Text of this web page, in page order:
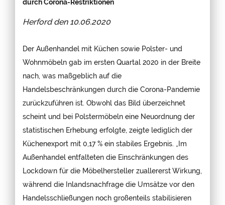
durch Corona-Restriktionen
Herford den 10.06.2020
Der Außenhandel mit Küchen sowie Polster- und
Wohnmöbeln gab im ersten Quartal 2020 in der Breite
nach, was maßgeblich auf die
Handelsbeschränkungen durch die Corona-Pandemie
zurückzuführen ist. Obwohl das Bild überzeichnet
scheint und bei Polstermöbeln eine Neuordnung der
statistischen Erhebung erfolgte, zeigte lediglich der
Küchenexport mit 0,17 % ein stabiles Ergebnis. „Im
Außenhandel entfalteten die Einschränkungen des
Lockdown für die Möbelhersteller zuallererst Wirkung,
während die Inlandsnachfrage die Umsätze vor den
Handelsschließungen noch großenteils stabilisieren